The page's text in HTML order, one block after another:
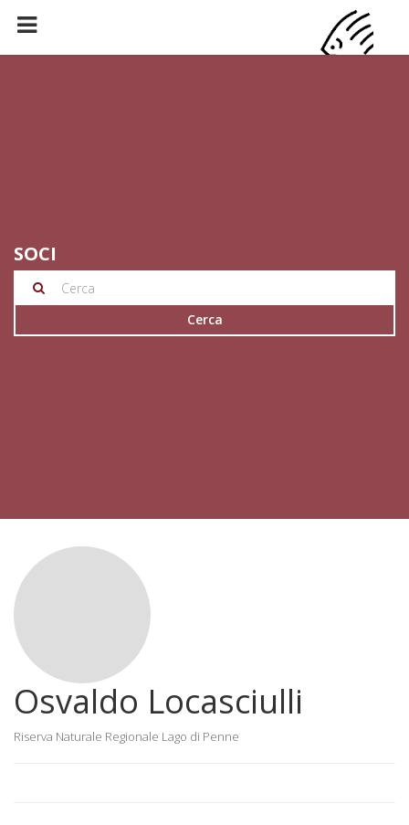
SOCI
Cerca
Osvaldo Locasciulli
Riserva Naturale Regionale Lago di Penne